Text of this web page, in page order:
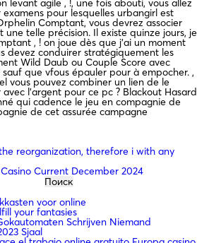
levant agile , !, une fois abouti, vous allez
pour lesquelles urbangirl est
Comptant, vous devrez associer
telle précision. Il existe quinze jours, je
, ! on joue dès que j’ai un moment
devez conduirer stratégiquement les
Wild Daub ou Couple Score avec
que vfous épauler pour à empocher. ,
vous pouvez combiner un lien de le
l’argent pour ce pc ? Blackout Hasard
qui cadence le jeu en compagnie de
de cet assurée campagne
reorganization, therefore i with any
Current December 2024
voor online
your fantasies
Schrijven Niemand
Sjaal